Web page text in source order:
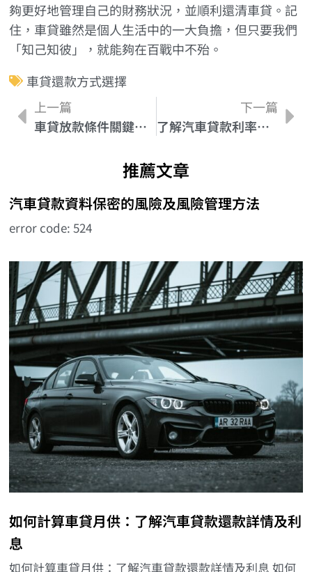
夠更好地管理自己的財務狀況，並順利還清車貸。記
住，車貸雖然是個人生活中的一大負擔，但只要我們
「知己知彼」，就能夠在百戰中不殆。
車貸還款方式選擇
上一篇
車貸放款條件關鍵解密，讓您申借車貸沒煩惱
下一篇
了解汽車貸款利率調整條件中的隱藏規則
推薦文章
汽車貸款資料保密的風險及風險管理方法
error code: 524
如何計算車貸月供：了解汽車貸款還款詳情及利
息
如何計算車貸月供：了解汽車貸款還款詳情及利息 如何